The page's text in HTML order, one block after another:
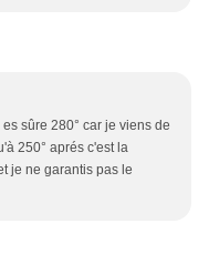
sûre 280° car je viens de
250° aprés c'est la
je ne garantis pas le